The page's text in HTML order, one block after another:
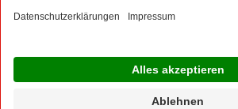
Jetzt Ihre NORMA Filiale
mehr Angebote
Geben Sie über "Meine Filiale" Ihre PLZ ein und sehen
Region.